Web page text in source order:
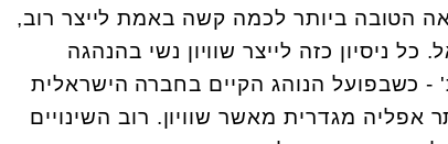
הטובה ביותר לכמה קשה באמת לייצר רוב,
כל ניסיון כזה לייצר שוויון נשי בהנהגה
כשבפועל הנוהג הקיים בחברה הישראלית
אפליה מגדרית מאשר שוויון. רוב השינויים